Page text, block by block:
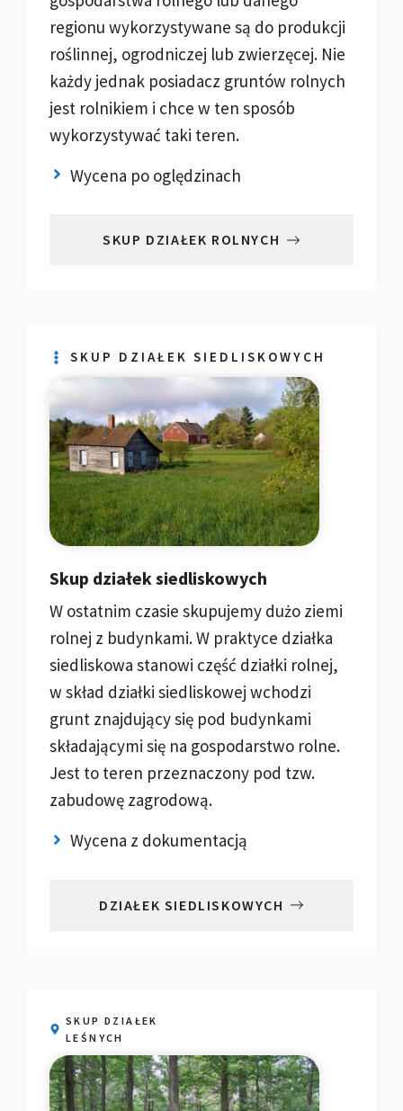
regionu wykorzystywane są do produkcji
roślinnej, ogrodniczej lub zwierzęcej. Nie
każdy jednak posiadacz gruntów rolnych
jest rolnikiem i chce w ten sposób
wykorzystywać taki teren.
Wycena po oględzinach
SKUP DZIAŁEK ROLNYCH
SKUP DZIAŁEK SIEDLISKOWYCH
Skup działek siedliskowych
W ostatnim czasie skupujemy dużo ziemi
rolnej z budynkami. W praktyce działka
siedliskowa stanowi część działki rolnej,
w skład działki siedliskowej wchodzi
grunt znajdujący się pod budynkami
składającymi się na gospodarstwo rolne.
Jest to teren przeznaczony pod tzw.
zabudowę zagrodową.
Wycena z dokumentacją
DZIAŁEK SIEDLISKOWYCH
SKUP DZIAŁEK
LEŚNYCH